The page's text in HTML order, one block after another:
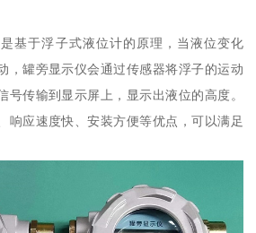
基于浮子式液位计的原理，当液位变化
，罐旁显示仪会通过传感器将浮子的运动
号传输到显示屏上，显示出液位的高度。
响应速度快、安装方便等优点，可以满足